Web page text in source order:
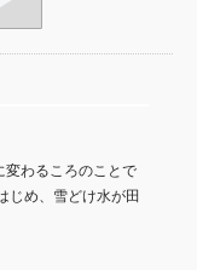
わるころのことで
じめ、雪どけ水が田